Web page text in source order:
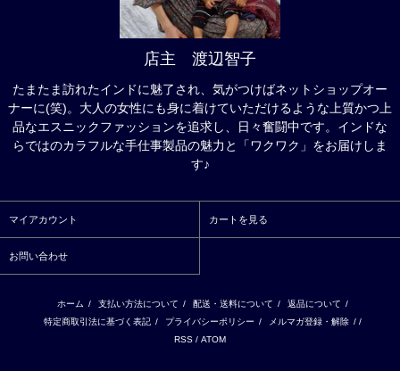
店主 渡辺智子
たまたま訪れたインドに魅了され、気がつけばネットショップオー
ナーに(笑)。大人の女性にも身に着けていただけるような上質かつ上
品なエスニックファッションを追求し、日々奮闘中です。インドな
らではのカラフルな手仕事製品の魅力と「ワクワク」をお届けしま
す♪
マイアカウント カートを見る
お問い合わせ
ホーム / 支払い方法について / 配送・送料について / 返品について /
特定商取引法に基づく表記 / プライバシーポリシー / メルマガ登録・解除 / /
RSS / ATOM